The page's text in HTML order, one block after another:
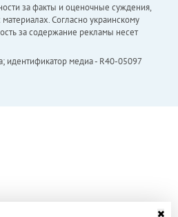
за факты и оценочные суждения,
Согласно украинскому
за содержание рекламы несет
идентификатор медиа - R40-05097